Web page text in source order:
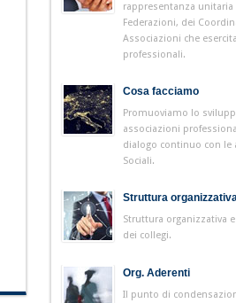
rappresentanza unitaria
Federazioni, dei
Associazioni che
professionali.
Cosa facciamo
Promuoviamo lo
associazioni
dialogo continuo con le
Sociali.
Struttura
Struttura organizzativa
dei collegi.
Org. Aderenti
Il punto di